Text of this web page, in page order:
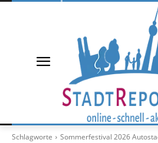
Schlagworte Sommerfestival 2026